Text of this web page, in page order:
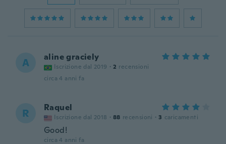
A aline graciely
Iscrizione dal 2019 · 2 recensioni
circa 4 anni fa
R Raquel
Iscrizione dal 2018 · 88 recensioni · 3 caricamenti
Good!
circa 4 anni fa